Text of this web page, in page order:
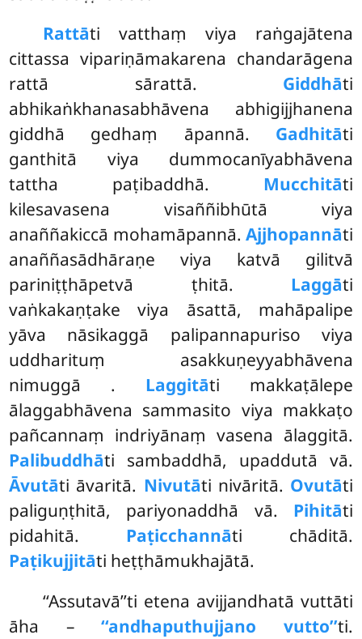
Rattāti vatthaṃ viya raṅgajātena
cittassa vipariṇāmakarena chandarāgena
rattā sārattā. Giddhāti
abhikaṅkhanasabhāvena abhigijjhanena
giddhā gedhaṃ āpannā. Gadhitāti
ganthitā viya dummocanīyabhāvena
tattha paṭibaddhā. Mucchitāti
kilesavasena visaññibhūtā viya
anaññakiccā mohamāpannā. Ajjhopannāti
anaññasādhāraṇe viya katvā gilitvā
pariniṭṭhāpetvā ṭhitā. Laggāti
vaṅkakaṇṭake viya āsattā, mahāpalipe
yāva nāsikaggā palipannapuriso viya
uddharituṃ asakkuṇeyyabhāvena
nimuggā . Laggitāti makkaṭālepe
ālaggabhāvena sammasito viya makkaṭo
pañcannaṃ indriyānaṃ vasena ālaggitā.
Palibuddhāti sambaddhā, upaddutā vā.
Āvutāti āvaritā. Nivutāti nivāritā. Ovutāti
paliguṇṭhitā, pariyonaddhā vā. Pihitāti
pidahitā. Paṭicchannāti chāditā.
Paṭikujjitāti heṭṭhāmukhajātā.
‘‘Assutavā’’ti etena avijjandhatā vuttāti
āha –‘‘andhaputhujjano vutto’’ti.